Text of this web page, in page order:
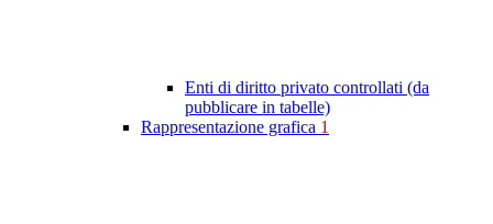
Enti di diritto privato controllati (da
pubblicare in tabelle)
Rappresentazione grafica 1